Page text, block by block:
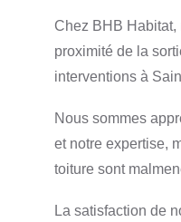
Chez BHB
proximité de la
interventions à
Nous sommes
et notre expertise,
toiture sont
La satisfaction de